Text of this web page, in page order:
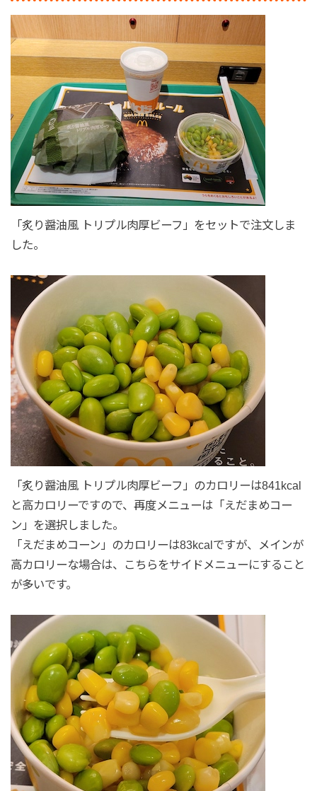
「炙り醤油風 トリプル肉厚ビーフ」をセットで注文しま
した。
「炙り醤油風 トリプル肉厚ビーフ」のカロリーは841kcal
と高カロリーですので、再度メニューは「えだまめコー
ン」を選択しました。
「えだまめコーン」のカロリーは83kcalですが、メインが
高カロリーな場合は、こちらをサイドメニューにすること
が多いです。